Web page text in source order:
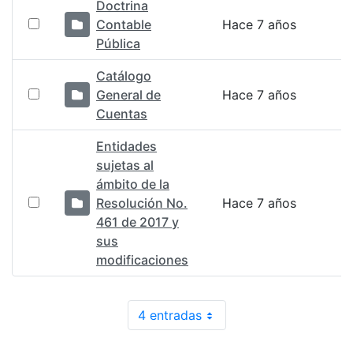
Doctrina
Contable
Pública
Hace 7 años
Catálogo
General de
Cuentas
Hace 7 años
Entidades
sujetas al
ámbito de la
Resolución No.
461 de 2017 y
sus
modificaciones
Hace 7 años
4 entradasPor página